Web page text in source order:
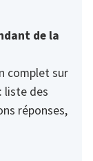
de la
complet sur
liste des
réponses,